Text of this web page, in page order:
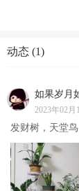
动态 (1)
2023年02月
发财树，天堂